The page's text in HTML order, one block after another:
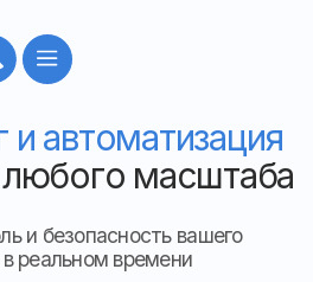
масштаба
вашего